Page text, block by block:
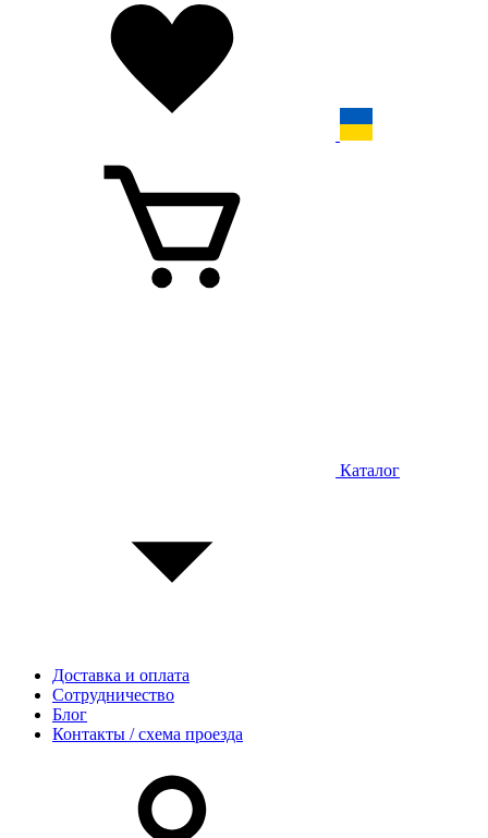
Каталог
Доставка и оплата
Сотрудничество
Блог
Контакты / схема проезда